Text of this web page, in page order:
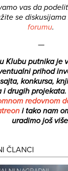
vas da
se diskusijama
forumu.
—
Klubu putnika je
prihod
konkursa,
i drugih projekata.
redovnom
i tako nam
uradimo još
ČLANCI